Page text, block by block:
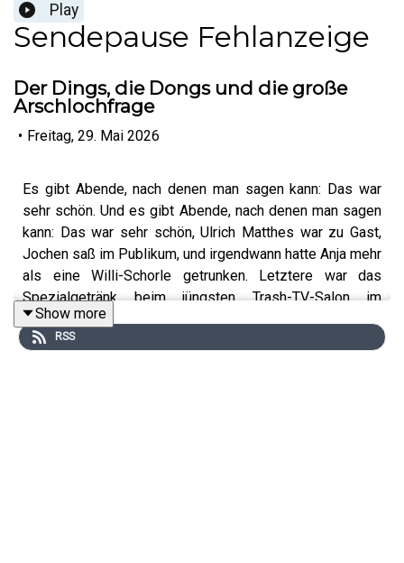
Play
Sendepause Fehlanzeige
Der Dings, die Dongs und die große
Arschlochfrage
• Freitag, 29. Mai 2026
Es gibt Abende, nach denen man sagen kann: Das war
sehr schön. Und es gibt Abende, nach denen man sagen
kann: Das war sehr schön, Ulrich Matthes war zu Gast,
Jochen saß im Publikum, und irgendwann hatte Anja mehr
als eine Willi-Schorle getrunken. Letztere war das
Spezialgetränk beim jüngsten Trash-TV-Salon im
Deutschen Theater, ein Wermut Tonic zu Ehren von „Vier
gegen Willi“ mit Mike Krüger, jener Sendung, die ältere,
Show more
RSS